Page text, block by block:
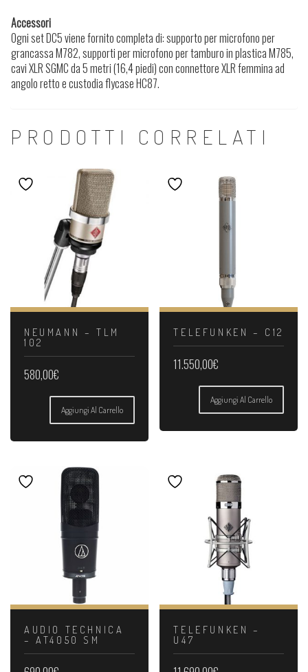
Accessori
Ogni set DC5 viene fornito completa di: supporto per microfono per
grancassa M782, supporti per microfono per tamburo in plastica M785,
cavi XLR SGMC da 5 metri (16,4 piedi) con connettore XLR femmina ad
angolo retto e custodia flycase HC87.
PRODOTTI CORRELATI
NEUMANN – TLM
102
580,00€
Aggiungi Al Carrello
TELEFUNKEN – C12
11.550,00€
Aggiungi Al Carrello
AUDIO TECHNICA
– AT4050 SM
TELEFUNKEN –
U47